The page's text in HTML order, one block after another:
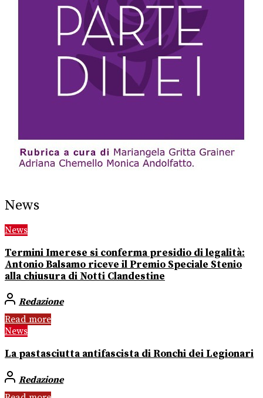
News
News
Termini Imerese si conferma presidio di legalità:
Antonio Balsamo riceve il Premio Speciale Stenio
alla chiusura di Notti Clandestine
Redazione
Read more
News
La pastasciutta antifascista di Ronchi dei Legionari
Redazione